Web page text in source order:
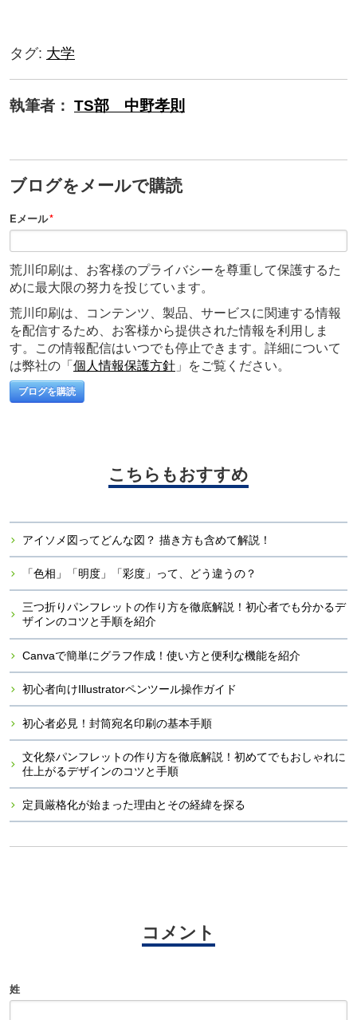
タグ: 大学
執筆者： TS部 中野孝則
ブログをメールで購読
Eメール*
荒川印刷は、お客様のプライバシーを尊重して保護するた
めに最大限の努力を投じています。
荒川印刷は、コンテンツ、製品、サービスに関連する情報
を配信するため、お客様から提供された情報を利用しま
す。この情報配信はいつでも停止できます。詳細について
は弊社の「個人情報保護方針 」をご覧ください。
こちらもおすすめ
アイソメ図ってどんな図？ 描き方も含めて解説！
「色相」「明度」「彩度」って、どう違うの？
三つ折りパンフレットの作り方を徹底解説！初心者でも分かるデ
ザインのコツと手順を紹介
Canvaで簡単にグラフ作成！使い方と便利な機能を紹介
初心者向けIllustratorペンツール操作ガイド
初心者必見！封筒宛名印刷の基本手順
文化祭パンフレットの作り方を徹底解説！初めてでもおしゃれに
仕上がるデザインのコツと手順
定員厳格化が始まった理由とその経緯を探る
コメント
姓